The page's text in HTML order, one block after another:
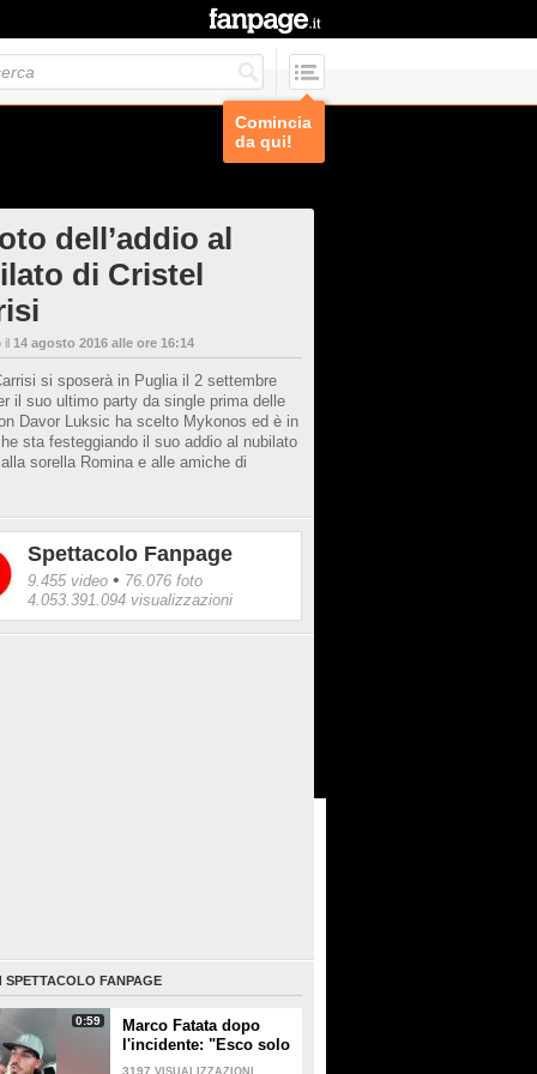
Comincia
da qui!
dell’addio al
di Cristel
il 14 agosto 2016 alle ore 16:14
si sposerà in Puglia il 2 settembre
il suo ultimo party da single prima delle
Davor Luksic ha scelto Mykonos ed è in
sta festeggiando il suo addio al nubilato
sorella Romina e alle amiche di
Spettacolo Fanpage
9.455 video • 76.076 foto
4.053.391.094 visualizzazioni
SPETTACOLO FANPAGE
0:59
Marco Fatata dopo
l'incidente: "Esco solo
di sera, i primi tempi
3197 VISUALIZZAZIONI